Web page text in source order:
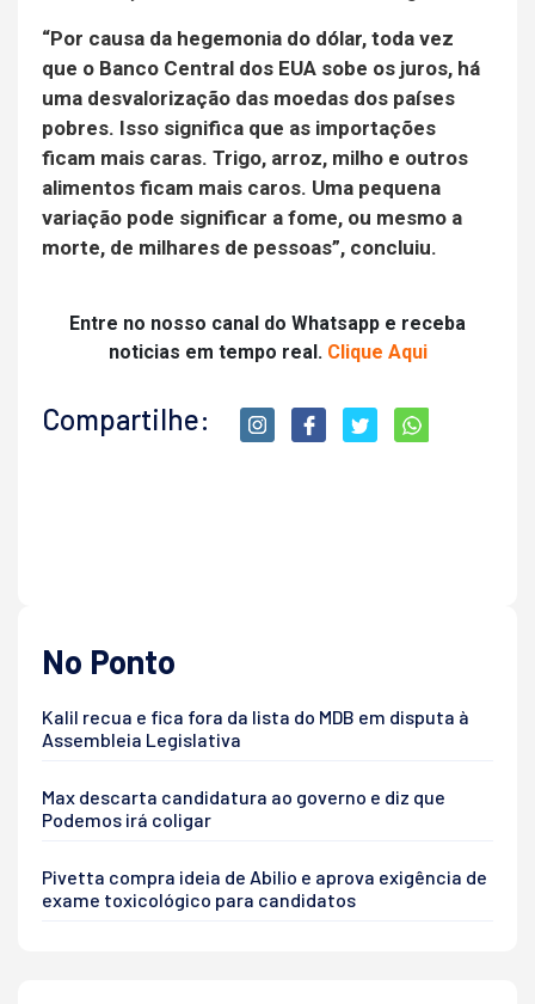
“Por causa da hegemonia do dólar, toda vez
que o Banco Central dos EUA sobe os juros, há
uma desvalorização das moedas dos países
pobres. Isso significa que as importações
ficam mais caras. Trigo, arroz, milho e outros
alimentos ficam mais caros. Uma pequena
variação pode significar a fome, ou mesmo a
morte, de milhares de pessoas”, concluiu.
Entre no nosso canal do Whatsapp e receba
noticias em tempo real. Clique Aqui
Compartilhe:
No Ponto
Kalil recua e fica fora da lista do MDB em disputa à
Assembleia Legislativa
Max descarta candidatura ao governo e diz que
Podemos irá coligar
Pivetta compra ideia de Abilio e aprova exigência de
exame toxicológico para candidatos